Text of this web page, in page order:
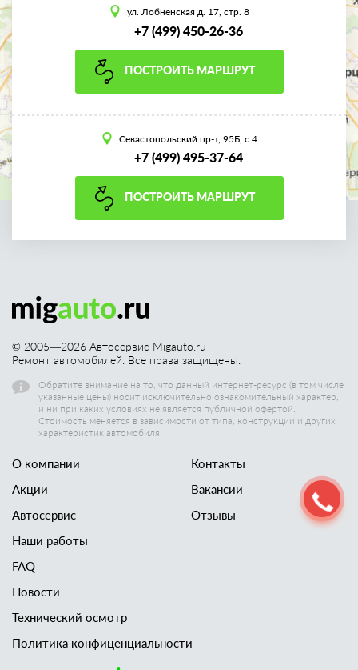
ул. Лобненская д. 17, стр. 8
+7 (499) 450-26-36
ПОСТРОИТЬ МАРШРУТ
Севастопольский пр-т, 95Б, с.4
+7 (499) 495-37-64
ПОСТРОИТЬ МАРШРУТ
© 2005—2026 Автосервис Migauto.ru
Ремонт автомобилей. Все права защищены.
Обратите внимание на то, что данный интернет-ресурс (в том числе
указанные цены) носит исключительно ознакомительный характер,
и ни при каких условиях не является публичной офертой.
Стоимость меняется в зависимости от типа, конструкции и других
характеристик автомобиля.
О компании
Акции
Автосервис
Наши работы
Контакты
Вакансии
Отзывы
FAQ
Новости
Технический осмотр
Политика конфиценциальности